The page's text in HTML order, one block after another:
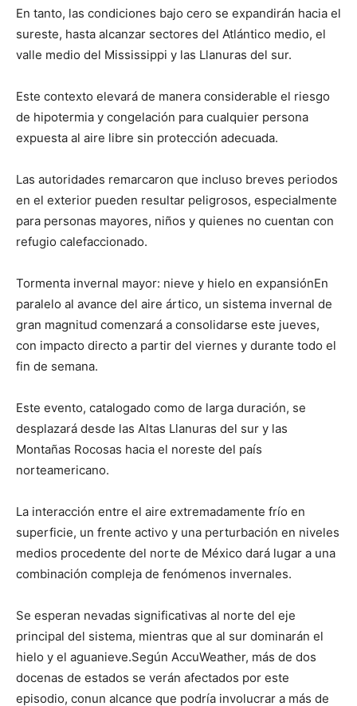
En tanto, las condiciones bajo cero se expandirán hacia el
sureste, hasta alcanzar sectores del Atlántico medio, el
valle medio del Mississippi y las Llanuras del sur.
Este contexto elevará de manera considerable el riesgo
de hipotermia y congelación para cualquier persona
expuesta al aire libre sin protección adecuada.
Las autoridades remarcaron que incluso breves periodos
en el exterior pueden resultar peligrosos, especialmente
para personas mayores, niños y quienes no cuentan con
refugio calefaccionado.
Tormenta invernal mayor: nieve y hielo en expansiónEn
paralelo al avance del aire ártico, un sistema invernal de
gran magnitud comenzará a consolidarse este jueves,
con impacto directo a partir del viernes y durante todo el
fin de semana.
Este evento, catalogado como de larga duración, se
desplazará desde las Altas Llanuras del sur y las
Montañas Rocosas hacia el noreste del país
norteamericano.
La interacción entre el aire extremadamente frío en
superficie, un frente activo y una perturbación en niveles
medios procedente del norte de México dará lugar a una
combinación compleja de fenómenos invernales.
Se esperan nevadas significativas al norte del eje
principal del sistema, mientras que al sur dominarán el
hielo y el aguanieve.Según AccuWeather, más de dos
docenas de estados se verán afectados por este
episodio, conun alcance que podría involucrar a más de